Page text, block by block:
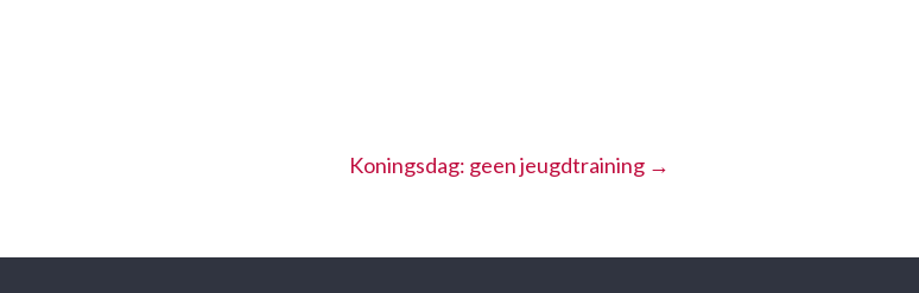
Koningsdag: geen jeugdtraining →